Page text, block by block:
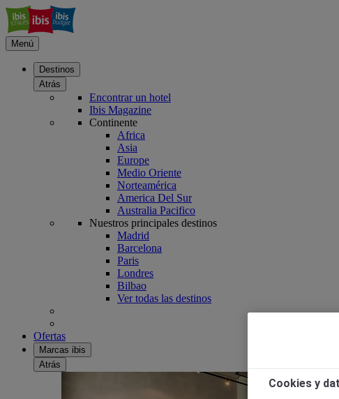
Menú
Destinos
Atrás
Encontrar un hotel
Ibis Magazine
Continente
Africa
Asia
Europe
Medio Oriente
Norteamérica
America Del Sur
Australia Pacifico
Nuestros principales destinos
Madrid
Barcelona
Paris
Londres
Bilbao
Ver todas las destinos
Ofertas
Marcas ibis
Atrás
Cookies y